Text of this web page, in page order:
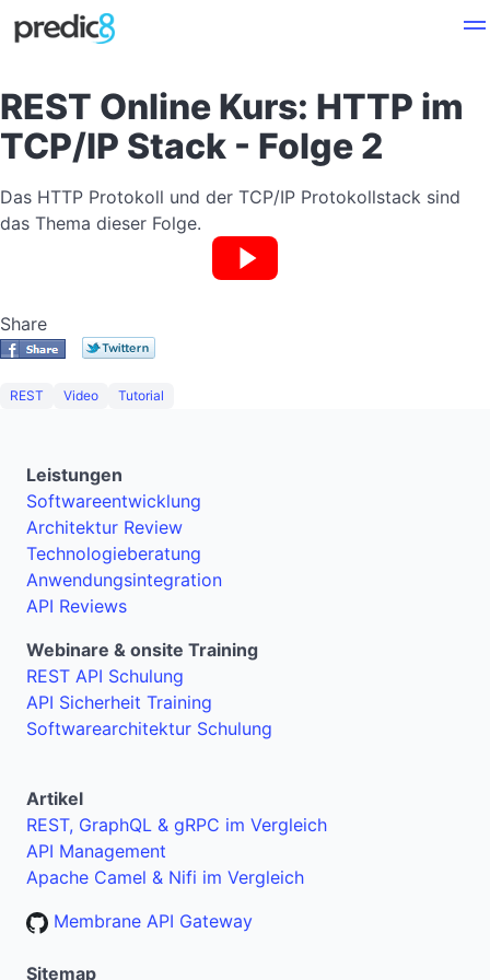
REST Online Kurs: HTTP im
TCP/IP Stack - Folge 2
Das HTTP Protokoll und der TCP/IP Protokollstack sind
das Thema dieser Folge.
Share
REST Video Tutorial
Leistungen
Softwareentwicklung
Architektur Review
Technologieberatung
Anwendungsintegration
API Reviews
Webinare & onsite Training
REST API Schulung
API Sicherheit Training
Softwarearchitektur Schulung
Artikel
REST, GraphQL & gRPC im Vergleich
API Management
Apache Camel & Nifi im Vergleich
Membrane API Gateway
Sitemap